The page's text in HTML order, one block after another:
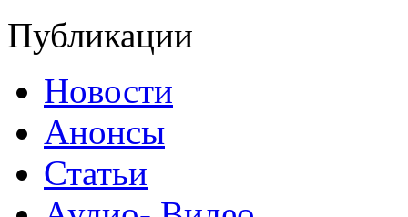
Публикации
Новости
Анонсы
Статьи